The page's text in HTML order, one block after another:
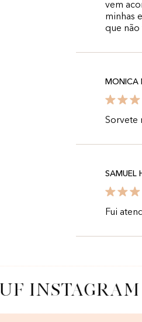
vem
minhas
que não
MONICA
Sorvete
SAMUEL
Fui
INSTAGRAM